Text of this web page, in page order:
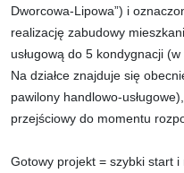
Dworcowa-Lipowa”) i
realizację zabudowy
usługową do 5 kondygnacji
Na działce znajduje się
pawilony handlowo-
przejściowy do momentu
Gotowy projekt = szybki start i